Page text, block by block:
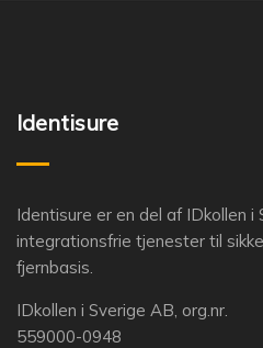
Identisure
Identisure er en del af IDkollen
integrationsfrie tjenester til
fjernbasis.
IDkollen i Sverige AB, org.nr.
559000-0948